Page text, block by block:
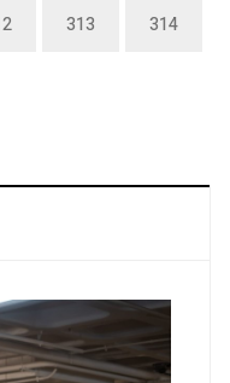
313 314